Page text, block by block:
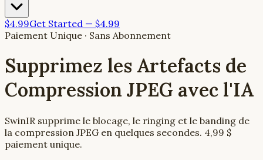
$4.99Get Started — $4.99
Paiement Unique · Sans Abonnement
Supprimez les Artefacts de
Compression JPEG avec l'IA
SwinIR supprime le blocage, le ringing et le banding de
la compression JPEG en quelques secondes. 4,99 $
paiement unique.